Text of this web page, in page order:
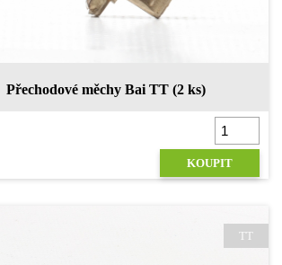
Přechodové měchy Bai TT (2 ks)
KOUPIT
TT